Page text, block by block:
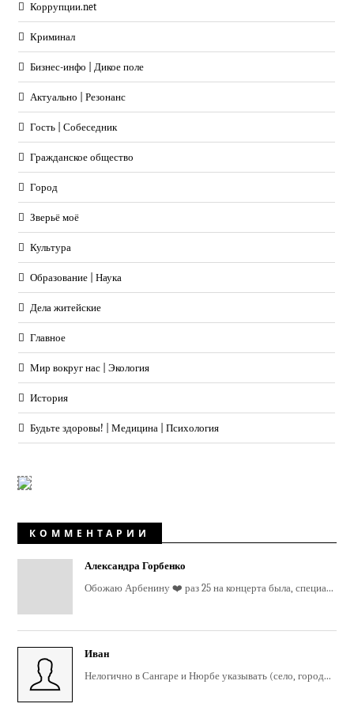
Коррупции.net
Криминал
Бизнес-инфо | Дикое поле
Актуально | Резонанс
Гость | Собеседник
Гражданское общество
Город
Зверьё моё
Культура
Образование | Наука
Дела житейские
Главное
Мир вокруг нас | Экология
История
Будьте здоровы! | Медицина | Психология
КОММЕНТАРИИ
Александра Горбенко
Обожаю Арбенину ❤️ раз 25 на концерта была, специа...
Иван
Нелогично в Сангаре и Нюрбе указывать (село, город...